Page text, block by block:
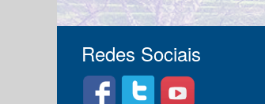
Redes Sociais